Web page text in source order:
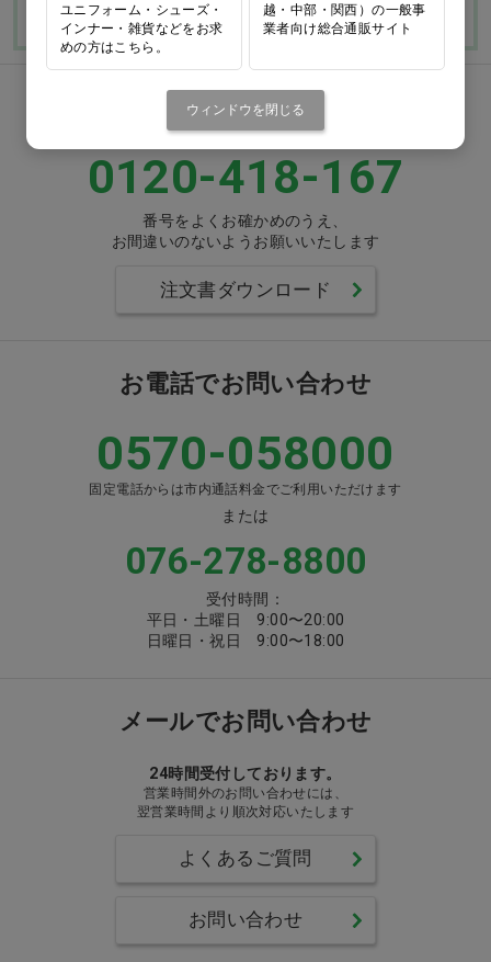
FAXでのご注文
0120-418-167
番号をよくお確かめのうえ、
お間違いのないようお願いいたします
注文書ダウンロード
お電話でお問い合わせ
0570-058000
固定電話からは市内通話料金でご利用いただけます
または
076-278-8800
受付時間：
平日・土曜日 9:00〜20:00
日曜日・祝日 9:00〜18:00
メールでお問い合わせ
24時間受付しております。
営業時間外のお問い合わせには、
翌営業時間より順次対応いたします
よくあるご質問
お問い合わせ
ユニフォーム・シューズ・
インナー・雑貨などをお求
めの方はこちら。
越・中部・関西）の一般事
業者向け総合通販サイト
ウィンドウを閉じる